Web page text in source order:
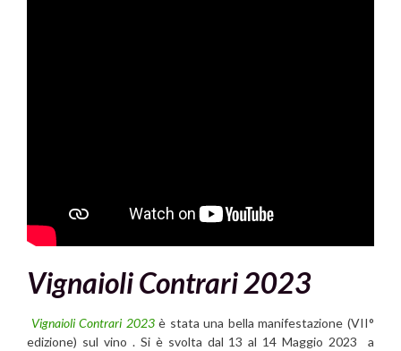
Vignaioli Contrari 2023
Vignaioli Contrari 2023è stata una bella manifestazione (VII°
edizione) sul vino . Si è svolta dal 13 al 14 Maggio 2023 a